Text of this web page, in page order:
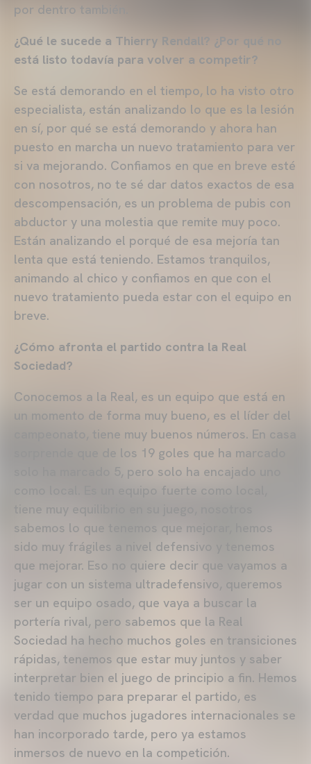
por dentro también.
¿Qué le sucede a Thierry Rendall? ¿Por qué no
está listo todavía para volver a competir?
Se está demorando en el tiempo, lo ha visto otro
especialista, están analizando lo que es la lesión
en sí, por qué se está demorando y ahora han
puesto en marcha un nuevo tratamiento para ver
si va mejorando. Confiamos en que en breve esté
con nosotros, no te sé dar datos exactos de esa
descompensación, es un problema de pubis con
abductor y una molestia que remite muy poco.
Están analizando el porqué de esa mejoría tan
lenta que está teniendo. Estamos tranquilos,
animando al chico y confiamos en que con el
nuevo tratamiento pueda estar con el equipo en
breve.
¿Cómo afronta el partido contra la Real
Sociedad?
Conocemos a la Real, es un equipo que está en
un momento de forma muy bueno, es el líder del
campeonato, tiene muy buenos números. En casa
sorprende que de los 19 goles que ha marcado
solo ha marcado 5, pero solo ha encajado uno
como local. Es un equipo fuerte como local,
tiene muy equilibrio en su juego, nosotros
sabemos lo que tenemos que mejorar, hemos
sido muy frágiles a nivel defensivo y tenemos
que mejorar. Eso no quiere decir que vayamos a
jugar con un sistema ultradefensivo, queremos
ser un equipo osado, que vaya a buscar la
portería rival, pero sabemos que la Real
Sociedad ha hecho muchos goles en transiciones
rápidas, tenemos que estar muy juntos y saber
interpretar bien el juego de principio a fin. Hemos
tenido tiempo para preparar el partido, es
verdad que muchos jugadores internacionales se
han incorporado tarde, pero ya estamos
inmersos de nuevo en la competición.